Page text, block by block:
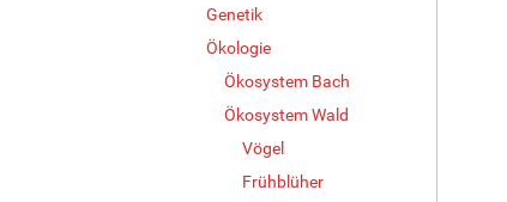
Genetik
Ökologie
Ökosystem Bach
Ökosystem Wald
Vögel
Frühblüher